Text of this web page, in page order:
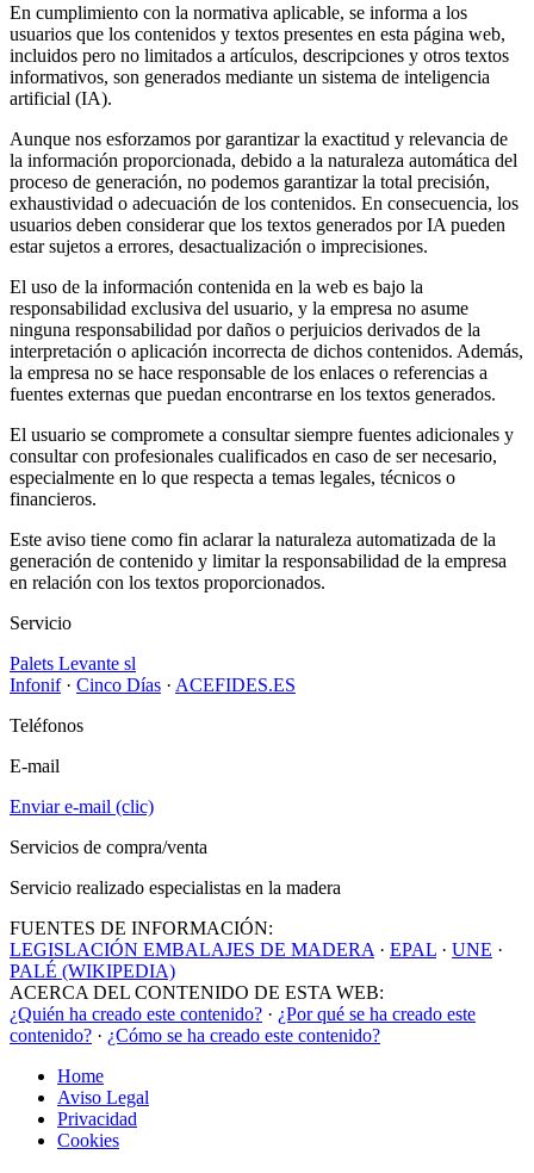
En cumplimiento con la normativa aplicable, se informa a los
usuarios que los contenidos y textos presentes en esta página web,
incluidos pero no limitados a artículos, descripciones y otros textos
informativos, son generados mediante un sistema de inteligencia
artificial (IA).
Aunque nos esforzamos por garantizar la exactitud y relevancia de
la información proporcionada, debido a la naturaleza automática del
proceso de generación, no podemos garantizar la total precisión,
exhaustividad o adecuación de los contenidos. En consecuencia, los
usuarios deben considerar que los textos generados por IA pueden
estar sujetos a errores, desactualización o imprecisiones.
El uso de la información contenida en la web es bajo la
responsabilidad exclusiva del usuario, y la empresa no asume
ninguna responsabilidad por daños o perjuicios derivados de la
interpretación o aplicación incorrecta de dichos contenidos. Además,
la empresa no se hace responsable de los enlaces o referencias a
fuentes externas que puedan encontrarse en los textos generados.
El usuario se compromete a consultar siempre fuentes adicionales y
consultar con profesionales cualificados en caso de ser necesario,
especialmente en lo que respecta a temas legales, técnicos o
financieros.
Este aviso tiene como fin aclarar la naturaleza automatizada de la
generación de contenido y limitar la responsabilidad de la empresa
en relación con los textos proporcionados.
Servicio
Palets Levante sl
Infonif· Cinco Días · ACEFIDES.ES
Teléfonos
E-mail
Enviar e-mail (clic)
Servicios de compra/venta
Servicio realizado especialistas en la madera
FUENTES DE INFORMACIÓN:
LEGISLACIÓN EMBALAJES DE MADERA · EPAL · UNE ·
PALÉ (WIKIPEDIA)
ACERCA DEL CONTENIDO DE ESTA WEB:
¿Quién ha creado este contenido? · ¿Por qué se ha creado este
contenido? · ¿Cómo se ha creado este contenido?
Home
Aviso Legal
Privacidad
Cookies